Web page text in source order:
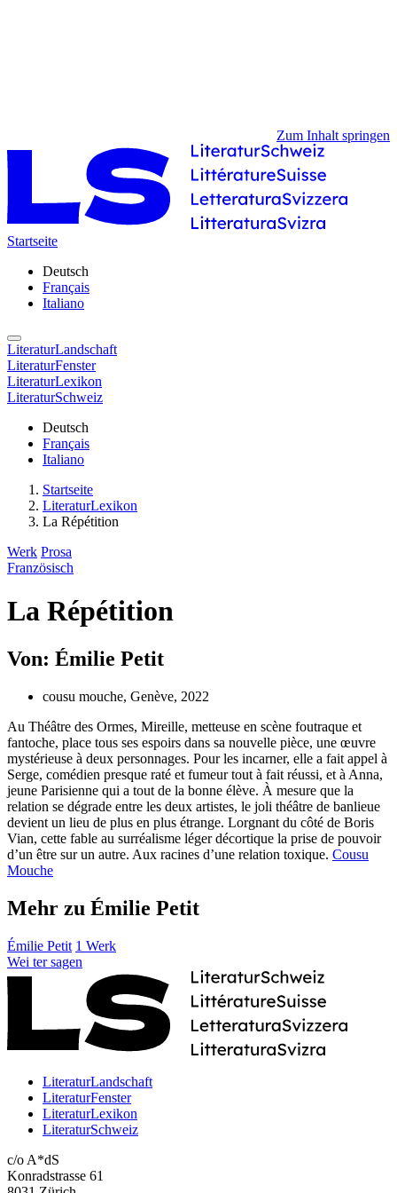
Zum Inhalt springen
Startseite
Deutsch
Français
Italiano
LiteraturLandschaft
LiteraturFenster
LiteraturLexikon
LiteraturSchweiz
Deutsch
Français
Italiano
Startseite
LiteraturLexikon
La Répétition
Werk Prosa
Französisch
La Répétition
Von: Émilie Petit
cousu mouche, Genève, 2022
Au Théâtre des Ormes, Mireille, metteuse en scène foutraque et
fantoche, place tous ses espoirs dans sa nouvelle pièce, une œuvre
mystérieuse à deux personnages. Pour les incarner, elle a fait appel à
Serge, comédien presque raté et fumeur tout à fait réussi, et à Anna,
jeune Parisienne qui a tout de la bonne élève. À mesure que la
relation se dégrade entre les deux artistes, le joli théâtre de banlieue
devient un lieu de plus en plus étrange. Lorgnant du côté de Boris
Vian, cette fable au surréalisme léger décortique la prise de pouvoir
d’un être sur un autre. Aux racines d’une relation toxique. Cousu
Mouche
Mehr zu Émilie Petit
Émilie Petit 1 Werk
Wei ter sagen
LiteraturLandschaft
LiteraturFenster
LiteraturLexikon
LiteraturSchweiz
c/o A*dS
Konradstrasse 61